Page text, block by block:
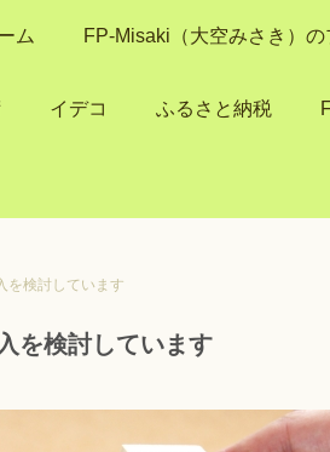
ム FP-Misaki（大空みさき）
イデコ ふるさと納税
を検討しています
を検討しています